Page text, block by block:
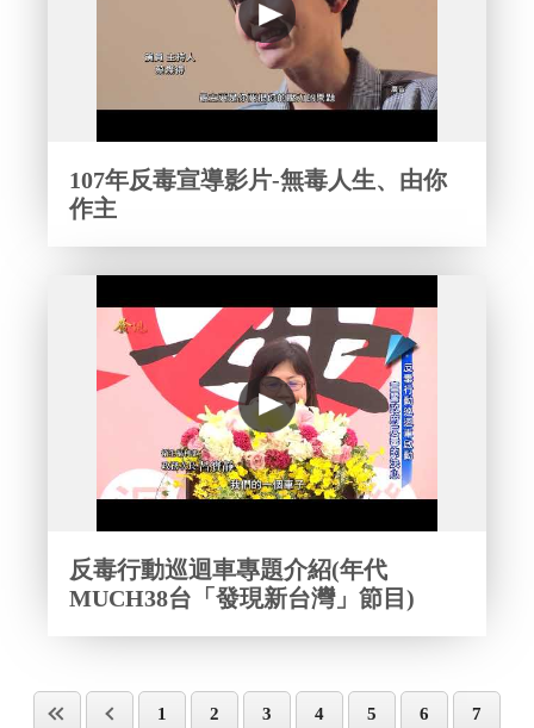
107年反毒宣導影片-無毒人生、由你
作主
反毒行動巡迴車專題介紹(年代
MUCH38台「發現新台灣」節目)
1 2 3 4 5 6 7